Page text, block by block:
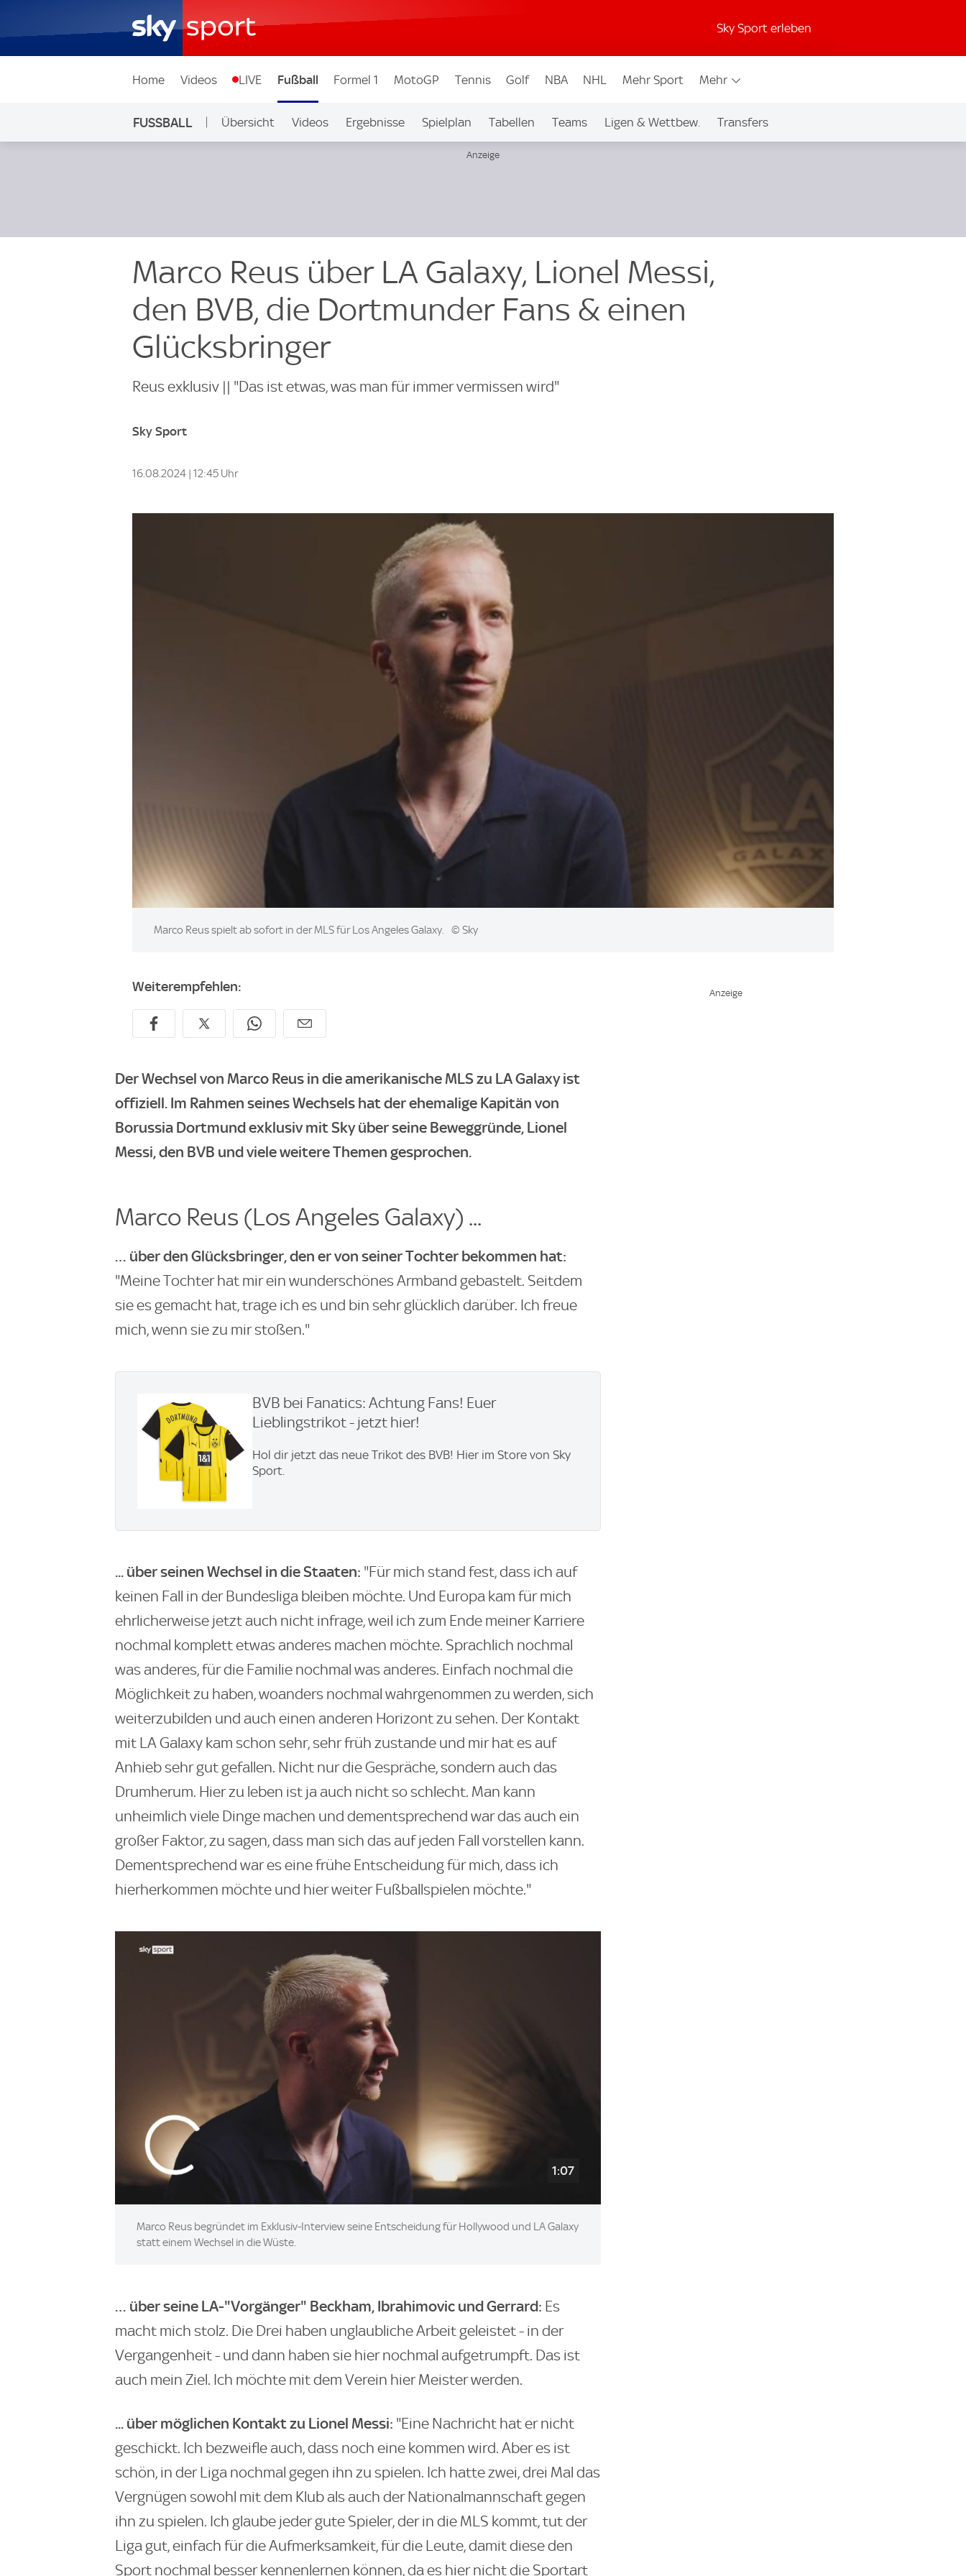
Sky Sport erleben
Home Videos LIVE Fußball Formel 1 MotoGP Tennis Golf NBA NHL Mehr Sport Mehr
FUSSBALL Übersicht Videos Ergebnisse Spielplan Tabellen Teams Ligen & Wettbew. Transfers
Marco Reus über LA Galaxy, Lionel Messi,
den BVB, die Dortmunder Fans & einen
Glücksbringer
Reus exklusiv || "Das ist etwas, was man für immer vermissen wird"
Sky Sport
16.08.2024 | 12:45 Uhr
Image:
Marco Reus spielt ab sofort in der MLS für Los Angeles Galaxy. © Sky
Weiterempfehlen:
Der Wechsel von Marco Reus in die amerikanische MLS zu LA Galaxy ist
offiziell. Im Rahmen seines Wechsels hat der ehemalige Kapitän von
Borussia Dortmund exklusiv mit Sky über seine Beweggründe, Lionel
Messi, den BVB und viele weitere Themen gesprochen.
Marco Reus (Los Angeles Galaxy) ...
… über den Glücksbringer, den er von seiner Tochter bekommen hat:
"Meine Tochter hat mir ein wunderschönes Armband gebastelt. Seitdem
sie es gemacht hat, trage ich es und bin sehr glücklich darüber. Ich freue
mich, wenn sie zu mir stoßen."
BVB bei Fanatics: Achtung Fans! Euer
Lieblingstrikot - jetzt hier!
Hol dir jetzt das neue Trikot des BVB! Hier im Store von Sky
Sport.
... über seinen Wechsel in die Staaten: "Für mich stand fest, dass ich auf
keinen Fall in der Bundesliga bleiben möchte. Und Europa kam für mich
ehrlicherweise jetzt auch nicht infrage, weil ich zum Ende meiner Karriere
nochmal komplett etwas anderes machen möchte. Sprachlich nochmal
was anderes, für die Familie nochmal was anderes. Einfach nochmal die
Möglichkeit zu haben, woanders nochmal wahrgenommen zu werden, sich
weiterzubilden und auch einen anderen Horizont zu sehen. Der Kontakt
mit LA Galaxy kam schon sehr, sehr früh zustande und mir hat es auf
Anhieb sehr gut gefallen. Nicht nur die Gespräche, sondern auch das
Drumherum. Hier zu leben ist ja auch nicht so schlecht. Man kann
unheimlich viele Dinge machen und dementsprechend war das auch ein
großer Faktor, zu sagen, dass man sich das auf jeden Fall vorstellen kann.
Dementsprechend war es eine frühe Entscheidung für mich, dass ich
hierherkommen möchte und hier weiter Fußballspielen möchte."
1:07
Marco Reus begründet im Exklusiv-Interview seine Entscheidung für Hollywood und LA Galaxy
statt einem Wechsel in die Wüste.
… über seine LA-"Vorgänger" Beckham, Ibrahimovic und Gerrard: Es
macht mich stolz. Die Drei haben unglaubliche Arbeit geleistet - in der
Vergangenheit - und dann haben sie hier nochmal aufgetrumpft. Das ist
auch mein Ziel. Ich möchte mit dem Verein hier Meister werden.
... über möglichen Kontakt zu Lionel Messi: "Eine Nachricht hat er nicht
geschickt. Ich bezweifle auch, dass noch eine kommen wird. Aber es ist
schön, in der Liga nochmal gegen ihn zu spielen. Ich hatte zwei, drei Mal das
Vergnügen sowohl mit dem Klub als auch der Nationalmannschaft gegen
ihn zu spielen. Ich glaube jeder gute Spieler, der in die MLS kommt, tut der
Liga gut, einfach für die Aufmerksamkeit, für die Leute, damit diese den
Sport nochmal besser kennenlernen können, da es hier nicht die Sportart